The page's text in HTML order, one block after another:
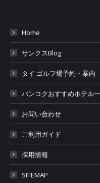
Home
サンクスBlog
タイ ゴルフ場予約・案内
バンコクおすすめホテル
お問い合わせ
ご利用ガイド
採用情報
SITEMAP